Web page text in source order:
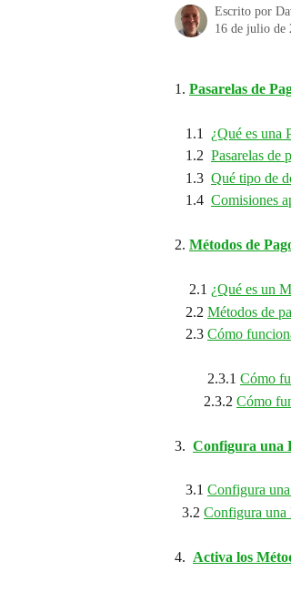
Escrito por
16 de julio de
1. Pasarelas de
   1.1
¿Qué es una
   1.2
Pasarelas de
   1.3
Qué tipo de
   1.4
Comisiones
2. Métodos de
    2.1
¿Qué es un
   2.2
Métodos de
   2.3
Cómo
         2.3.1
Cómo
        2.3.2
Cómo
3. Configura una
   3.1
Configura
  3.2
Configura una
4. Activa los